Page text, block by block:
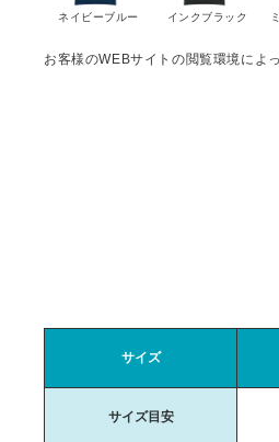
ネイビーブルー インクブラック
お客様のWEBサイトの閲覧環境によ
サイズ
サイズ目安